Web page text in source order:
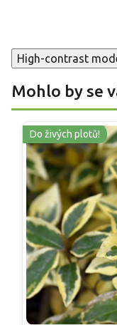
High-contrast
Mohlo by se
Do živých plotů!